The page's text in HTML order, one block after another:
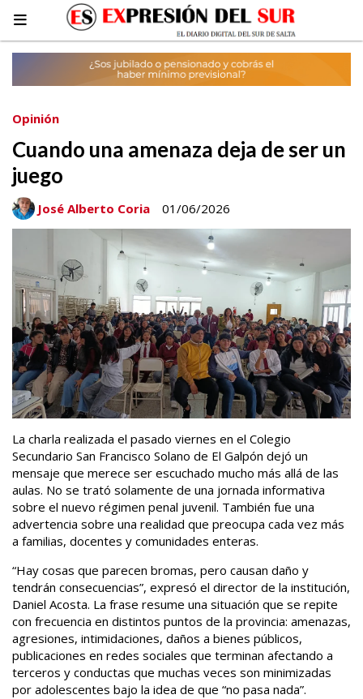
Cuando una amenaza deja de ser un
juego
Opinión
01/06/2026
José Alberto Coria
La charla realizada el pasado viernes en el Colegio
Secundario San Francisco Solano de El Galpón dejó un
mensaje que merece ser escuchado mucho más allá de las
aulas. No se trató solamente de una jornada informativa
sobre el nuevo régimen penal juvenil. También fue una
advertencia sobre una realidad que preocupa cada vez más
a familias, docentes y comunidades enteras.
“Hay cosas que parecen bromas, pero causan daño y
tendrán consecuencias”, expresó el director de la institución,
Daniel Acosta. La frase resume una situación que se repite
con frecuencia en distintos puntos de la provincia: amenazas,
agresiones, intimidaciones, daños a bienes públicos,
publicaciones en redes sociales que terminan afectando a
terceros y conductas que muchas veces son minimizadas
por adolescentes bajo la idea de que “no pasa nada”.